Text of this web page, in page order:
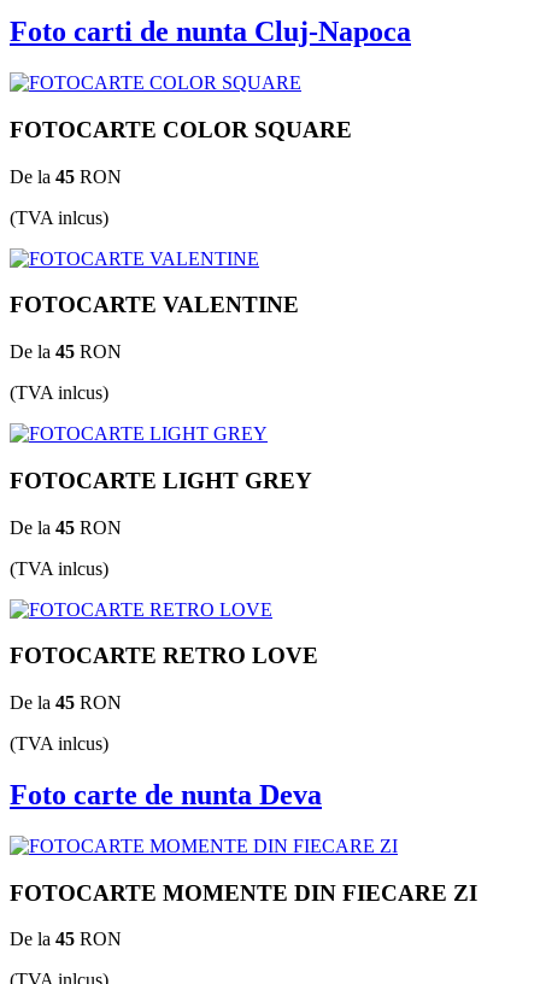
Foto carti de nunta Cluj-Napoca
FOTOCARTE COLOR SQUARE
De la 45 RON
(TVA inlcus)
FOTOCARTE VALENTINE
De la 45 RON
(TVA inlcus)
FOTOCARTE LIGHT GREY
De la 45 RON
(TVA inlcus)
FOTOCARTE RETRO LOVE
De la 45 RON
(TVA inlcus)
Foto carte de nunta Deva
FOTOCARTE MOMENTE DIN FIECARE ZI
De la 45 RON